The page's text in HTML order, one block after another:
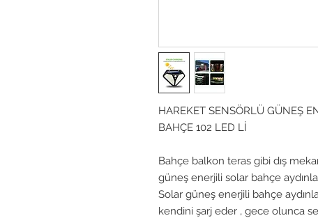
HAREKET SENSÖRLÜ GÜNEŞ
BAHÇE 102 LED Lİ
Bahçe balkon teras gibi dış
güneş enerjili solar bahçe
Solar güneş enerjili bahçe
kendini şarj eder , gece olunca